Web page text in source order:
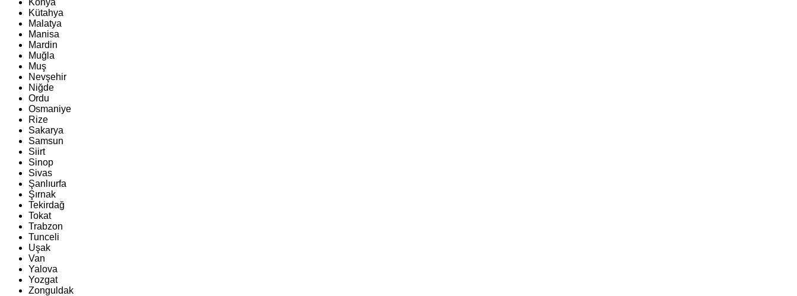
Konya
Kütahya
Malatya
Manisa
Mardin
Muğla
Muş
Nevşehir
Niğde
Ordu
Osmaniye
Rize
Sakarya
Samsun
Siirt
Sinop
Sivas
Şanlıurfa
Şırnak
Tekirdağ
Tokat
Trabzon
Tunceli
Uşak
Van
Yalova
Yozgat
Zonguldak